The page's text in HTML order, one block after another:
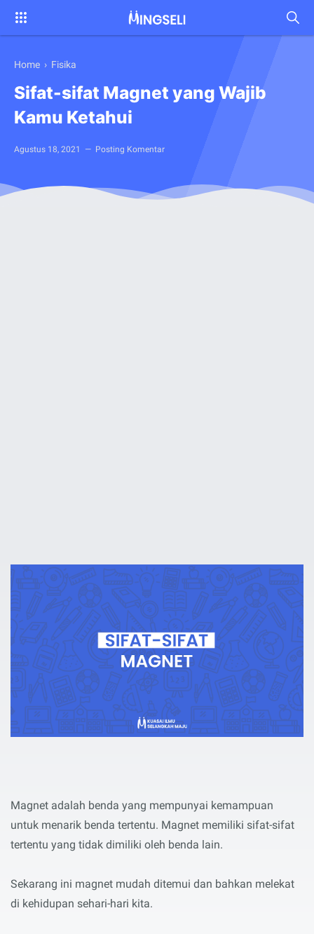
Home › Fisika
Sifat-sifat Magnet yang Wajib
Kamu Ketahui
Agustus 18, 2021 Posting Komentar
Magnet adalah benda yang mempunyai kemampuan
untuk menarik benda tertentu. Magnet memiliki sifat-sifat
tertentu yang tidak dimiliki oleh benda lain.
Sekarang ini magnet mudah ditemui dan bahkan melekat
di kehidupan sehari-hari kita.